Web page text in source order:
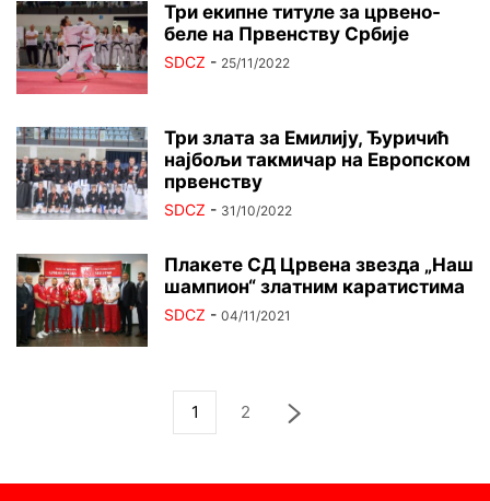
Три екипне титуле за црвено-
беле на Првенству Србије
SDCZ - 25/11/2022
Три злата за Емилију, Ђуричић
најбољи такмичар на Европском
првенству
SDCZ - 31/10/2022
Плакете СД Црвена звезда „Наш
шампион“ златним каратистима
SDCZ - 04/11/2021
1 2